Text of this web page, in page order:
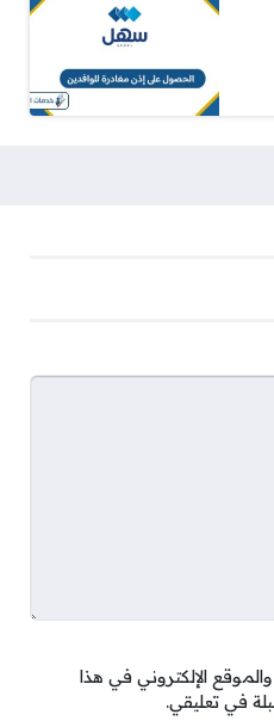
الإلكتروني في هذا
في تعليقي.